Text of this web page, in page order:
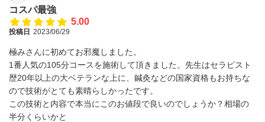
コスパ最強
5.00
投稿日 2023/06/29
極みさんに初めてお邪魔しました。
1番人気の105分コースを施術して頂きました。先生はセラピスト
歴20年以上の大ベテランな上に、鍼灸などの国家資格もお持ちな
ので技術がとても素晴らしかったです。
この技術と内容で本当にこのお値段で良いのでしょうか？相場の
半分くらいかと